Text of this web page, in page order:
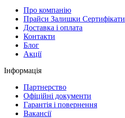
Про компанію
Прайси Залишки Сертифікати
Доставка і оплата
Контакти
Блог
Акції
Інформація
Партнерство
Офіційні документи
Гарантія і повернення
Вакансії